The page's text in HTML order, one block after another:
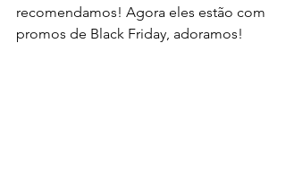
recomendamos! Agora eles estão com
promos de Black Friday, adoramos!